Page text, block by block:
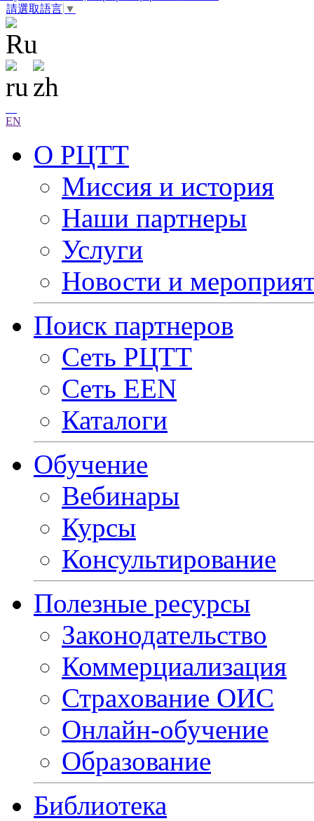
請選取語言 ▼
EN
О РЦТТ
Миссия и история
Наши партнеры
Услуги
Новости и
Поиск партнеров
Сеть РЦТТ
Сеть EEN
Каталоги
Обучение
Вебинары
Курсы
Консультирование
Полезные ресурсы
Законодательство
Коммерциализация
Страхование ОИС
Онлайн-обучение
Образование
Библиотека